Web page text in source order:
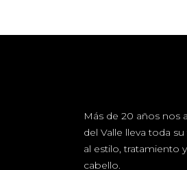
Más de 20 años nos
del Valle lleva toda
al estilo, tratamiento
cabello.